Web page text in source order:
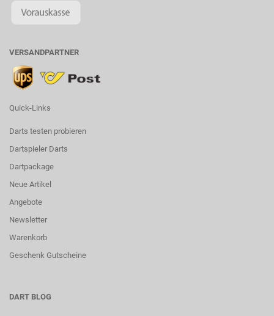
VERSANDPARTNER
Quick-Links
Darts testen probieren
Dartspieler Darts
Dartpackage
Neue Artikel
Angebote
Newsletter
Warenkorb
Geschenk Gutscheine
DART BLOG